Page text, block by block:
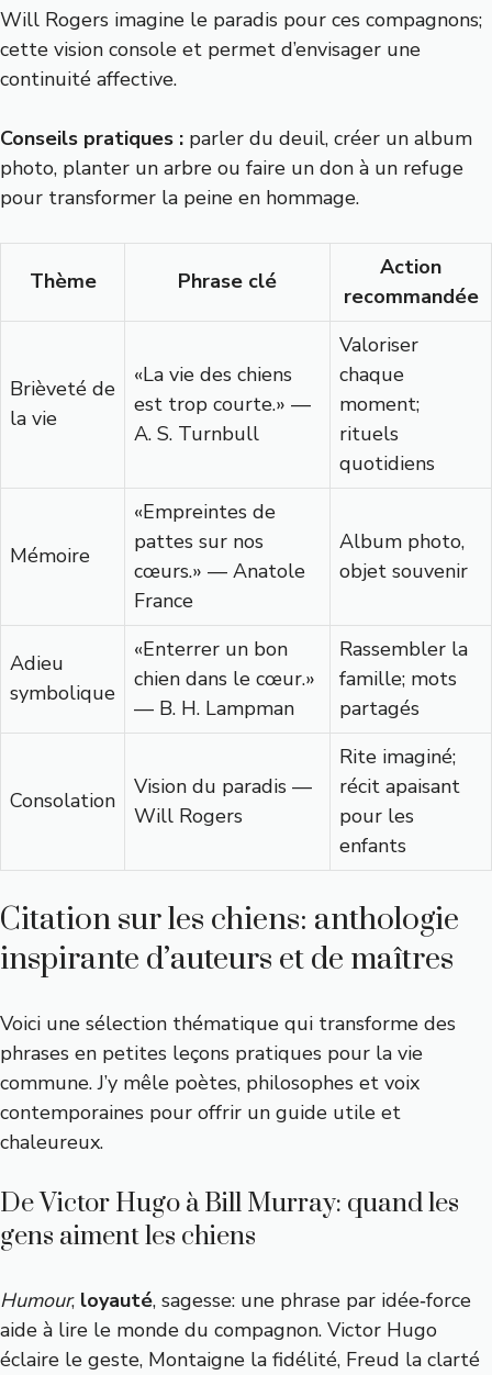
Will Rogers imagine le paradis pour ces compagnons;
cette vision console et permet d’envisager une
continuité affective.
Conseils pratiques : parler du deuil, créer un album
photo, planter un arbre ou faire un don à un refuge
pour transformer la peine en hommage.
Thème Phrase clé
Action
recommandée
Brièveté de
la vie
«La vie des chiens
est trop courte.» —
A. S. Turnbull
Valoriser
chaque
moment;
rituels
quotidiens
Mémoire
«Empreintes de
pattes sur nos
cœurs.» — Anatole
France
Album photo,
objet souvenir
Adieu
symbolique
«Enterrer un bon
chien dans le cœur.»
— B. H. Lampman
Rassembler la
famille; mots
partagés
Consolation
Vision du paradis —
Will Rogers
Rite imaginé;
récit apaisant
pour les
enfants
Citation sur les chiens: anthologie
inspirante d’auteurs et de maîtres
Voici une sélection thématique qui transforme des
phrases en petites leçons pratiques pour la vie
commune. J’y mêle poètes, philosophes et voix
contemporaines pour offrir un guide utile et
chaleureux.
De Victor Hugo à Bill Murray: quand les
gens aiment les chiens
Humour, loyauté, sagesse: une phrase par idée‑force
aide à lire le monde du compagnon. Victor Hugo
éclaire le geste, Montaigne la fidélité, Freud la clarté